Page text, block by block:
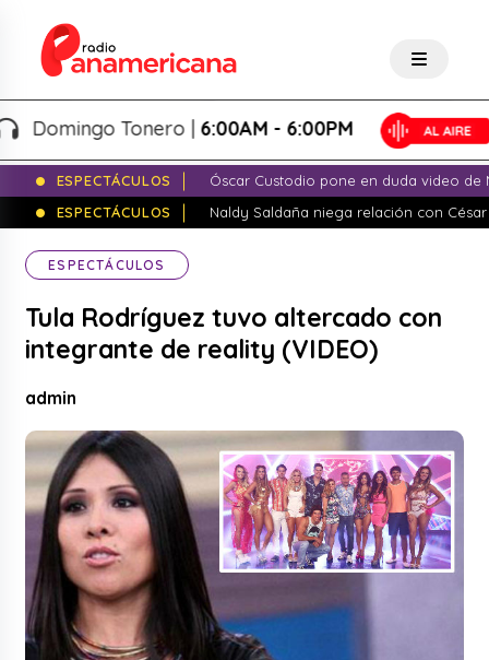
Tonero |6:00AM - 6:00PM
ESPECTÁCULOS
Óscar Custodio pone en duda video de
ESPECTÁCULOS
Naldy Saldaña niega relación con
ESPECTÁCULOS
Tula Rodríguez tuvo altercado con
integrante de reality (VIDEO)
admin